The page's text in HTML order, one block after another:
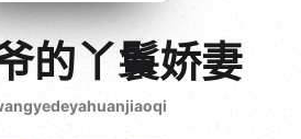
的丫鬟娇妻